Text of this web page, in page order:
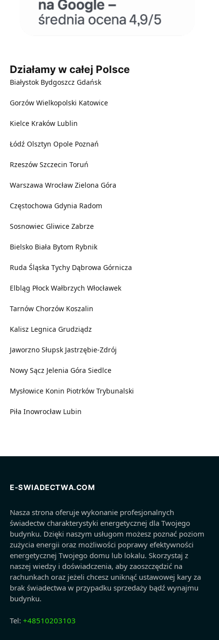
Działamy w całej Polsce
Białystok Bydgoszcz Gdańsk
Gorzów Wielkopolski Katowice
Kielce Kraków Lublin
Łódź Olsztyn Opole Poznań
Rzeszów Szczecin Toruń
Warszawa Wrocław Zielona Góra
Częstochowa Gdynia Radom
Sosnowiec Gliwice Zabrze
Bielsko Biała Bytom Rybnik
Ruda Śląska Tychy Dąbrowa Górnicza
Elbląg Płock Wałbrzych Włocławek
Tarnów Chorzów Koszalin
Kalisz Legnica Grudziądz
Jaworzno Słupsk Jastrzębie-Zdrój
Nowy Sącz Jelenia Góra Siedlce
Mysłowice Konin Piotrków Trybunalski
Piła Inowrocław Lubin
E-SWIADECTWA.COM
Nasza strona oferuje wykonanie profesjonalnych
świadectw charakterystyki energetycznej dla Twojego
budynku. Dzięki naszym usługom możesz poznać poziom
zużycia energii oraz możliwości poprawy efektywności
energetycznej Twojego domu lub lokalu. Skorzystaj z
naszej wiedzy i doświadczenia, aby zaoszczędzić na
rachunkach oraz jeżeli chcesz uniknąć ustawowej kary za
brak świadectwa w przypadku sprzedaży bądź wynajmu
budynku.
Tel: +48510203103